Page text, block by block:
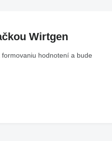
Wirtgen
hodnotení a bude